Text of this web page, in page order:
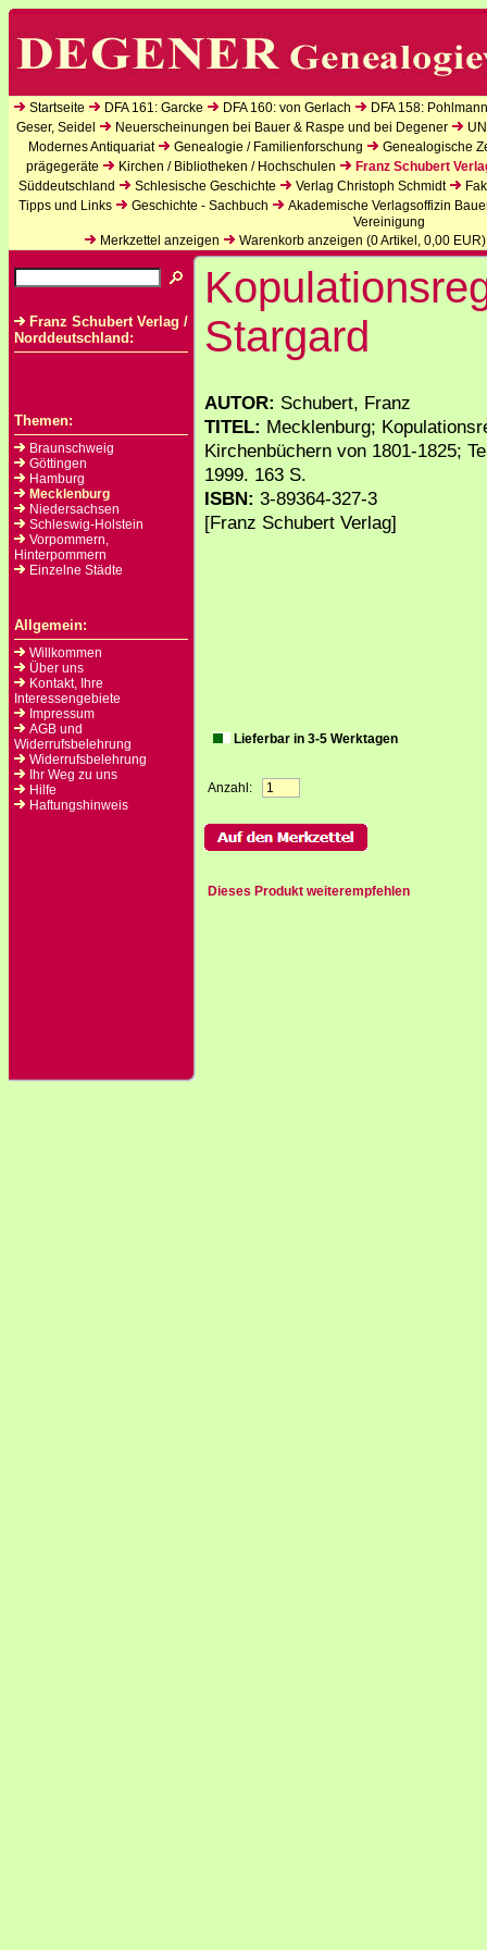
Startseite DFA 161: Garcke DFA 160: von Gerlach
DFA 158:
Geser, Seidel
Neuerscheinungen bei Bauer & Raspe und bei Degener
Modernes Antiquariat
Genealogie / Familienforschung
Genealogische
prägegeräte
Kirchen / Bibliotheken / Hochschulen
Franz Schubert
Süddeutschland
Schlesische Geschichte Verlag Christoph Schmidt
Tipps und Links
Geschichte - Sachbuch
Akademische Verlagsoffizin
Vereinigung
Merkzettel anzeigen
Warenkorb anzeigen (0Artikel, 0,00 EUR)
Franz Schubert Verlag /
Norddeutschland:
Themen:
Braunschweig
Göttingen
Hamburg
Mecklenburg
Niedersachsen
Schleswig-Holstein
Vorpommern,
Hinterpommern
Einzelne Städte
Allgemein:
Willkommen
Über uns
Kontakt, Ihre
Interessengebiete
Impressum
AGB und
Widerrufsbelehrung
Widerrufsbelehrung
Ihr Weg zu uns
Hilfe
Haftungshinweis
Stargard
AUTOR: Schubert, Franz
TITEL: Mecklenburg;
Kirchenbüchern von 1801-1825;
1999. 163 S.
ISBN: 3-89364-327-3
[Franz Schubert Verlag]
Lieferbar in 3-5 Werktagen
Anzahl:
Dieses Produkt weiterempfehlen